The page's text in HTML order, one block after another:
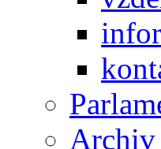
Archiv